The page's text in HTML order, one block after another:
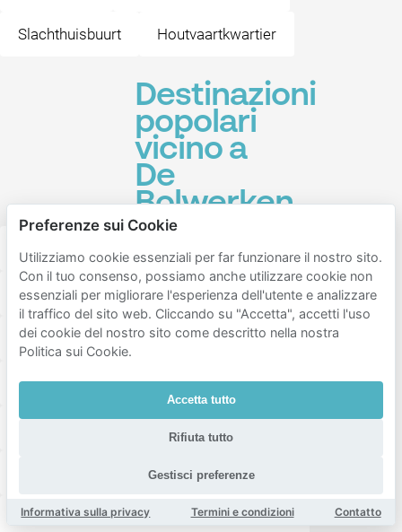
Slachthuisbuurt Houtvaartkwartier
Destinazioni
popolari
vicino a
De
Bolwerken
Locael Centraal Museum van de Geest | Dolhuys
Frans Halsplein Stationsplein Jetties
Crêpe Affaire Molen De Adriaan
Restaurant Zuidam Haarlemmer Kweektuin
Corrie ten Boom Museum
La Cubanita Haarlem
Philharmonie Haarlem Klokhuisplein
Preferenze sui Cookie
Utilizziamo cookie essenziali per far funzionare il nostro sito.
Con il tuo consenso, possiamo anche utilizzare cookie non
essenziali per migliorare l'esperienza dell'utente e analizzare
il traffico del sito web. Cliccando su "Accetta", accetti l'uso
dei cookie del nostro sito come descritto nella nostra
Politica sui Cookie.
Accetta tutto
Rifiuta tutto
Gestisci preferenze
Informativa sulla privacy Termini e condizioni Contatto